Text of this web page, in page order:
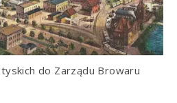
do Zarządu Browaru